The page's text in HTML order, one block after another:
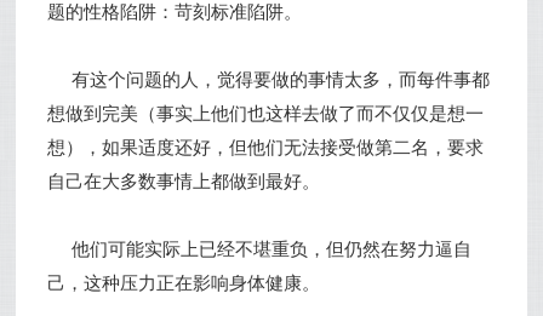
题的性格陷阱：苛刻标准陷阱。
有这个问题的人，觉得要做的事情太多，而每件事都
想做到完美（事实上他们也这样去做了而不仅仅是想一
想），如果适度还好，但他们无法接受做第二名，要求
自己在大多数事情上都做到最好。
他们可能实际上已经不堪重负，但仍然在努力逼自
己，这种压力正在影响身体健康。